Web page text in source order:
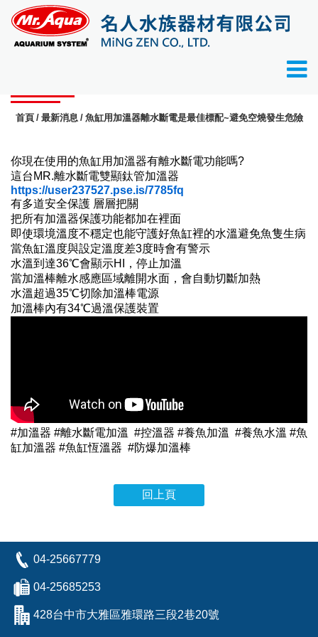
首頁 最新消息 魚缸用加溫器離水斷電是最佳標配~避免空燒發生危險
你現在使用的魚缸用加溫器有離水斷電功能嗎?
這台MR.離水斷電雙顯鈦管加溫器
https://user237527.pse.is/7785fq
有多道安全保護 層層把關
把所有加溫器保護功能都加在裡面
即使環境溫度不穩定也能守護好魚缸裡的水溫避免魚隻生病
當魚缸溫度與設定溫度差3度時會有警示
水溫到達36℃會顯示HI，停止加溫
當加溫棒離水感應區域離開水面，會自動切斷加熱
水溫超過35℃切除加溫棒電源
加溫棒內有34℃過溫保護裝置
#加溫器 #離水斷電加溫 #控溫器 #養魚加溫 #養魚水溫 #魚
缸加溫器 #魚缸恆溫器 #防爆加溫棒
回上頁
04-25667779
04-25685253
428台中市大雅區雅環路三段2巷20號